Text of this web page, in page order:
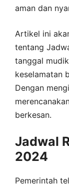
aman dan
Artikel ini
tentang
tanggal
keselamatan
Dengan
berkesan.
Jadwal
2024
Pemerintah